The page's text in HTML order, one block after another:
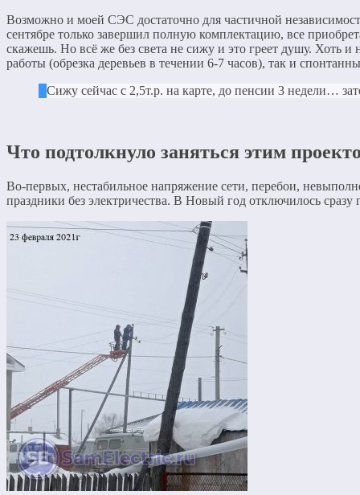
Возможно и моей СЭС достаточно для частичной
сентябре только завершил полную комплектацию, все
скажешь. Но всё же без света не сижу и это греет душу. Хоть
работы (обрезка деревьев в течении 6-7 часов), так и
Сижу сейчас с 2,5т.р. на карте, до пенсии 3 недели…
Что подтолкнуло заняться этим
Во-первых, нестабильное напряжение сети, перебои,
праздники без электричества. В Новый год отключилось